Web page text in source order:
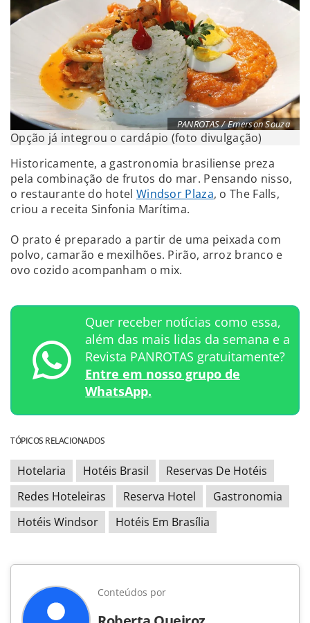
PANROTAS / Emerson Souza
Opção já integrou o cardápio (foto divulgação)
Historicamente, a gastronomia brasiliense preza
pela combinação de frutos do mar. Pensando nisso,
o restaurante do hotel Windsor Plaza, o The Falls,
criou a receita Sinfonia Marítima.
O prato é preparado a partir de uma peixada com
polvo, camarão e mexilhões. Pirão, arroz branco e
ovo cozido acompanham o mix.
Quer receber notícias como essa,
além das mais lidas da semana e a
Revista PANROTAS gratuitamente?
Entre em nosso grupo de
WhatsApp.
TÓPICOS RELACIONADOS
Hotelaria Hotéis Brasil
Reservas De Hotéis
Redes Hoteleiras
Reserva Hotel
Gastronomia
Hotéis Windsor
Hotéis Em Brasília
Conteúdos por